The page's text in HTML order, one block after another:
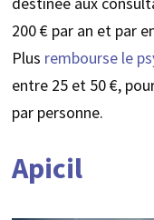
200 € par an et par
Plus rembourse le
entre 25 et 50 €,
par personne.
Apicil